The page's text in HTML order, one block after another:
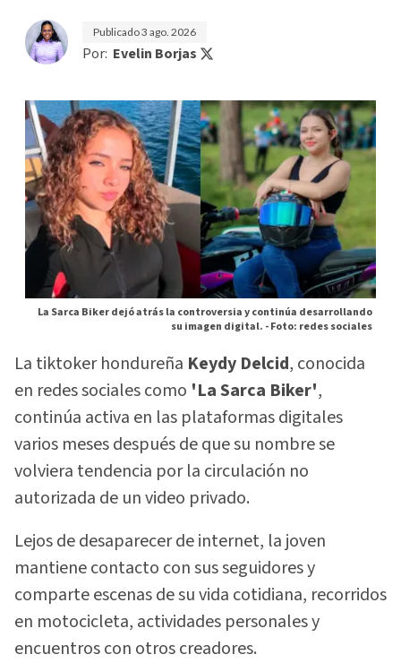
Publicado3 ago. 2026
Por: Evelin Borjas
La Sarca Biker dejó atrás la controversia y continúa desarrollando
su imagen digital. -Foto: redes sociales
La tiktoker hondureña Keydy Delcid, conocida
en redes sociales como 'La Sarca Biker',
continúa activa en las plataformas digitales
varios meses después de que su nombre se
volviera tendencia por la circulación no
autorizada de un video privado.
Lejos de desaparecer de internet, la joven
mantiene contacto con sus seguidores y
comparte escenas de su vida cotidiana, recorridos
en motocicleta, actividades personales y
encuentros con otros creadores.